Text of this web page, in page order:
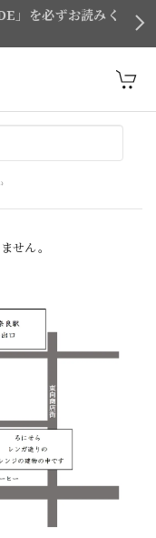
」を必ずお読みく
せん。